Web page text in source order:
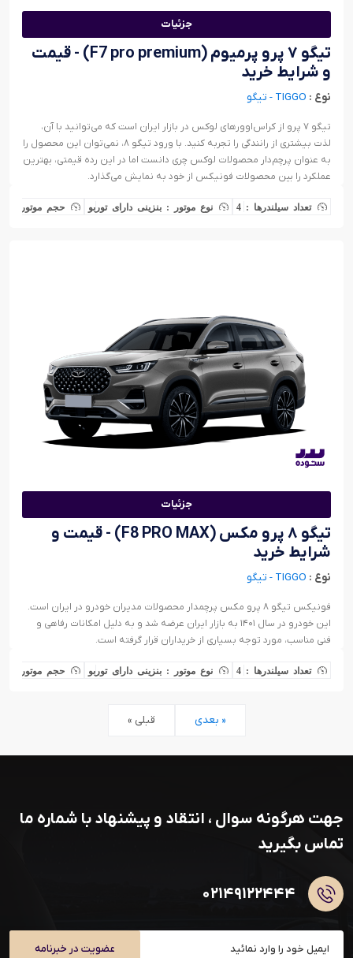
جزئیات
تیگو ۷ پرو پرمیوم (F7 pro premium) - قیمت
و شرایط خرید
نوع : TIGGO - تیگو
تیگو ۷ پرو از کراس‌اوور‌های لوکس در بازار ایران است که می‌توانید با آن،
لذت بیشتری از رانندگی را تجربه کنید. با ورود تیگو ۸، نمی‌توان این محصول را
به عنوان پرچم‌دار محصولات لوکس چری دانست اما در این رده قیمتی، بهترین
عملکرد را بین محصولات فونیکس از خود به نمایش می‌گذارد.
تعداد سیلندرها : 4 نوع موتور : بنزینی دارای توربو حجم موتور : 1500 سی سی
جزئیات
تیگو ۸ پرو مکس (F8 PRO MAX) - قیمت و
شرایط خرید
نوع : TIGGO - تیگو
فونیکس تیگو ۸ پرو مکس پرچمدار محصولات مدیران خودرو در ایران است.
این خودرو در سال ۱۴۰۱ به بازار ایران عرضه شد و به دلیل امکانات رفاهی و
فنی مناسب، مورد توجه بسیاری از خریداران قرار گرفته است.
تعداد سیلندرها : 4 نوع موتور : بنزینی دارای توربو حجم موتور : ۲ لیتری
« قبلی بعدی »
جهت هرگونه سوال ، انتقاد و پیشنهاد با شماره ما
تماس بگیرید
۰۲۱۴۹۱۲۲۴۴۴
عضویت در خبرنامه